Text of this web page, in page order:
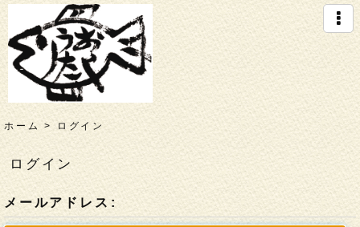
ホーム > ログイン
ログイン
メールアドレス :